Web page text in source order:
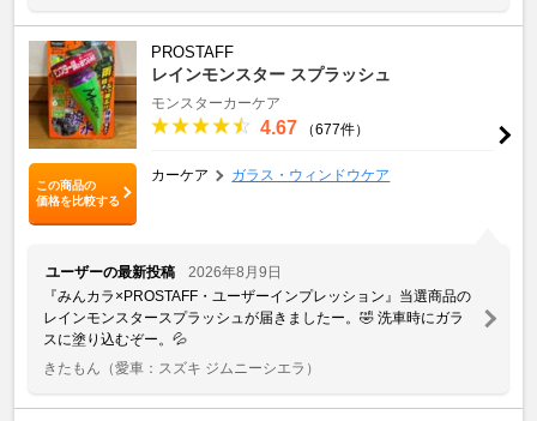
この商品の
価格を比較する
PROSTAFF
レインモンスター スプラッシュ
モンスターカーケア
4.67 （677件）
カーケア ガラス・ウィンドウケア
ユーザーの最新投稿
2026年8月9日
『みんカラ×PROSTAFF・ユーザーインプレッション』当選商品の
レインモンスタースプラッシュが届きましたー。🤣 洗車時にガラ
スに塗り込むぞー。💦
きたもん （愛車：スズキ ジムニーシエラ）